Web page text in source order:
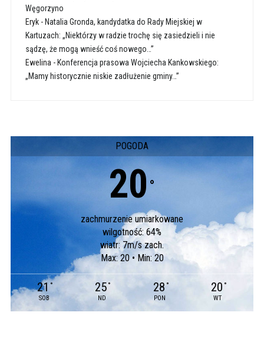
Węgorzyno
Eryk- Natalia Gronda, kandydatka do Rady Miejskiej w
Kartuzach: „Niektórzy w radzie trochę się zasiedzieli i nie
sądzę, że mogą wnieść coś nowego…”
Ewelina - Konferencja prasowa Wojciecha Kankowskiego:
„Mamy historycznie niskie zadłużenie gminy…”
POGODA
20 °
zachmurzenie umiarkowane
wilgotność: 64%
wiatr: 7m/s zach.
Max: 20 • Min: 20
21 °
SOB
25 °
ND
28 °
PON
20 °
WT